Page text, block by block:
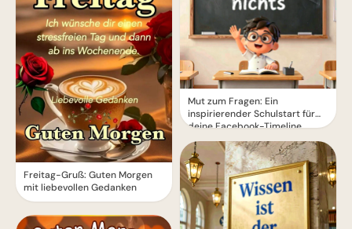
Freitag-Gruß: Guten Morgen
mit liebevollen Gedanken
Mut zum Fragen: Ein
inspirierender Schulstart für
deine Facebook-Timeline